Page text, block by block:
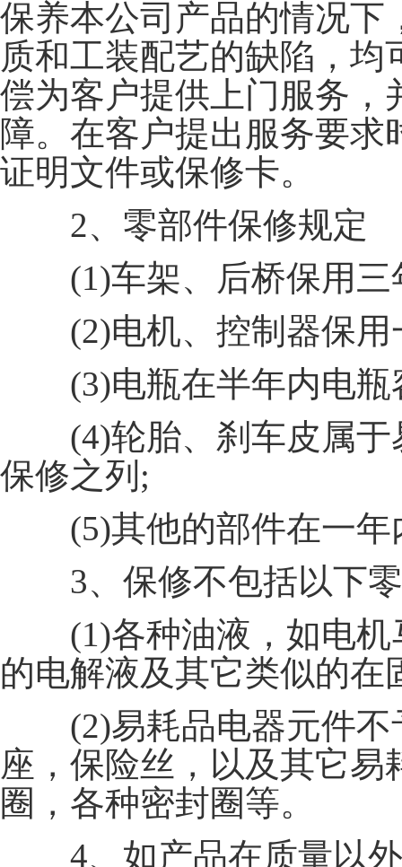
保养本公司产品的情况下
质和工装配艺的缺陷，
偿为客户提供上门服务，
障。在客户提出服务要
证明文件或保修卡。
2、零部件保修规定
(1)车架、后桥保用三
(2)电机、控制器保用
(3)电瓶在半年内电瓶
(4)轮胎、刹车皮属于
保修之列;
(5)其他的部件在一年
3、保修不包括以下零
(1)各种油液，如电机
的电解液及其它类似的
(2)易耗品电器元件不
座，保险丝，以及其它
圈，各种密封圈等。
4、如产品在质量以外